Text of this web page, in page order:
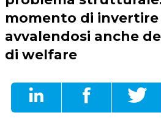
momento di
avvalendosi anche
di welfare